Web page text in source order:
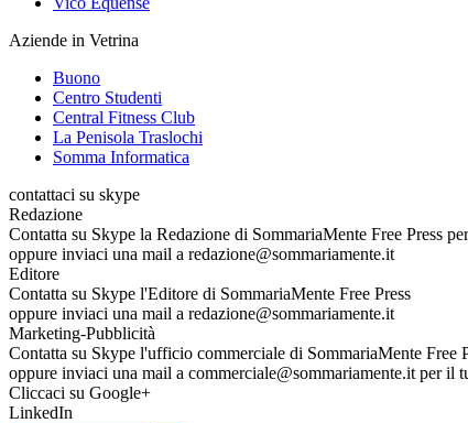
Aziende in Vetrina
Buono
Centro Studenti
Central Fitness Club
La Penisola Traslochi
Somma Informatica
contattaci su skype
Redazione
Contatta su Skype la Redazione di SommariaMente Free Press
oppure inviaci una mail a redazione@sommariamente.it
Editore
Contatta su Skype l'Editore di SommariaMente Free Press
oppure inviaci una mail a redazione@sommariamente.it
Marketing-Pubblicità
Contatta su Skype l'ufficio commerciale di SommariaMente Free
oppure inviaci una mail a commerciale@sommariamente.it per
Cliccaci su Google+
LinkedIn